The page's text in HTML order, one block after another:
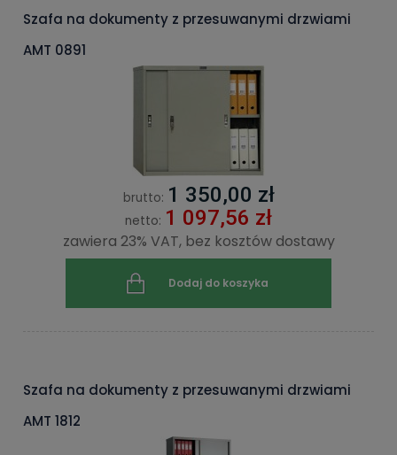
Szafa na dokumenty z przesuwanymi drzwiami
AMT 0891
brutto: 1 350,00 zł
netto: 1 097,56 zł
zawiera 23% VAT, bez kosztów dostawy
Dodaj do koszyka
Szafa na dokumenty z przesuwanymi drzwiami
AMT 1812